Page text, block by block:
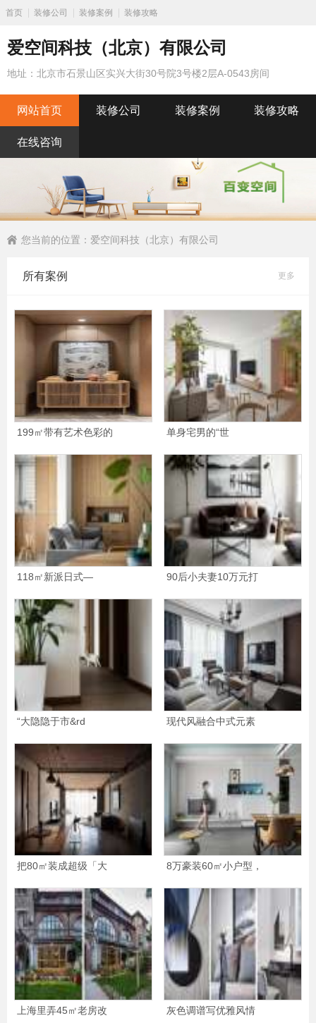
首页 装修公司 装修案例 装修攻略
爱空间科技（北京）有限公司
地址：北京市石景山区实兴大街30号院3号楼2层A-0543房间
网站首页 装修公司 装修案例 装修攻略
在线咨询
您当前的位置： 爱空间科技（北京）有限公司
所有案例 更多
199㎡带有艺术色彩的 单身宅男的“世
118㎡新派日式— 90后小夫妻10万元打
“大隐隐于市&rd 现代风融合中式元素
把80㎡装成超级「大 8万豪装60㎡小户型，
上海里弄45㎡老房改 灰色调谱写优雅风情